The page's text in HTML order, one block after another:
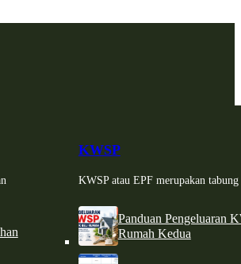
KWSP
KWSP atau EPF merupakan
Panduan Pengeluaran
Rumah Kedua